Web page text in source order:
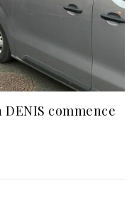
commence